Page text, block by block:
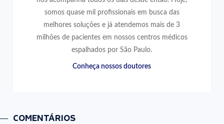
somos quase mil profissionais em busca das
melhores soluções e já atendemos mais de 3
milhões de pacientes em nossos centros médicos
espalhados por São Paulo.
Conheça nossos doutores
COMENTÁRIOS